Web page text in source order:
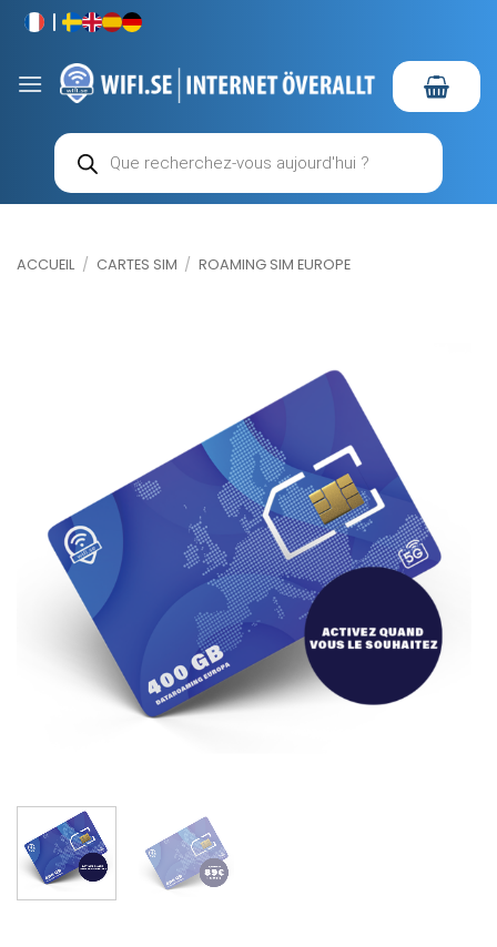
Passer
contenu
Recherche
de
produits
ACCUEIL / CARTES SIM / ROAMING SIM EUROPE